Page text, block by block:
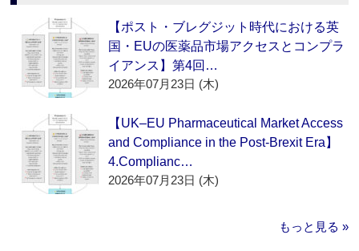
【ポスト・ブレグジット時代における英
国・EUの医薬品市場アクセスとコンプラ
イアンス】第4回…
2026年07月23日 (木)
【UK–EU Pharmaceutical Market Access
and Compliance in the Post-Brexit Era】
4.Complianc…
2026年07月23日 (木)
もっと見る »